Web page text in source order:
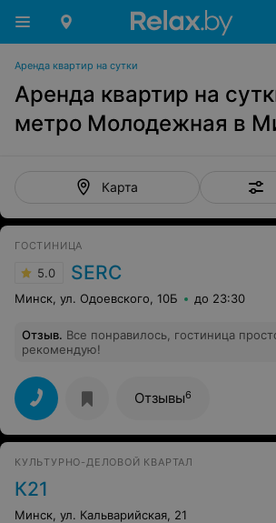
Аренда квартир на сутки
Аренда квартир на
метро Молодежная в
Карта
ГОСТИНИЦА
5.0 SERC
Минск, ул. Одоевского, 10Б до 23:30
Отзыв. Все понравилось, гостиница
рекомендую!
Отзывы6
КУЛЬТУРНО-ДЕЛОВОЙ КВАРТАЛ
К21
Минск, ул. Кальварийская, 21